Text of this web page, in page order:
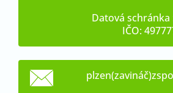
Datová schránka
IČO: